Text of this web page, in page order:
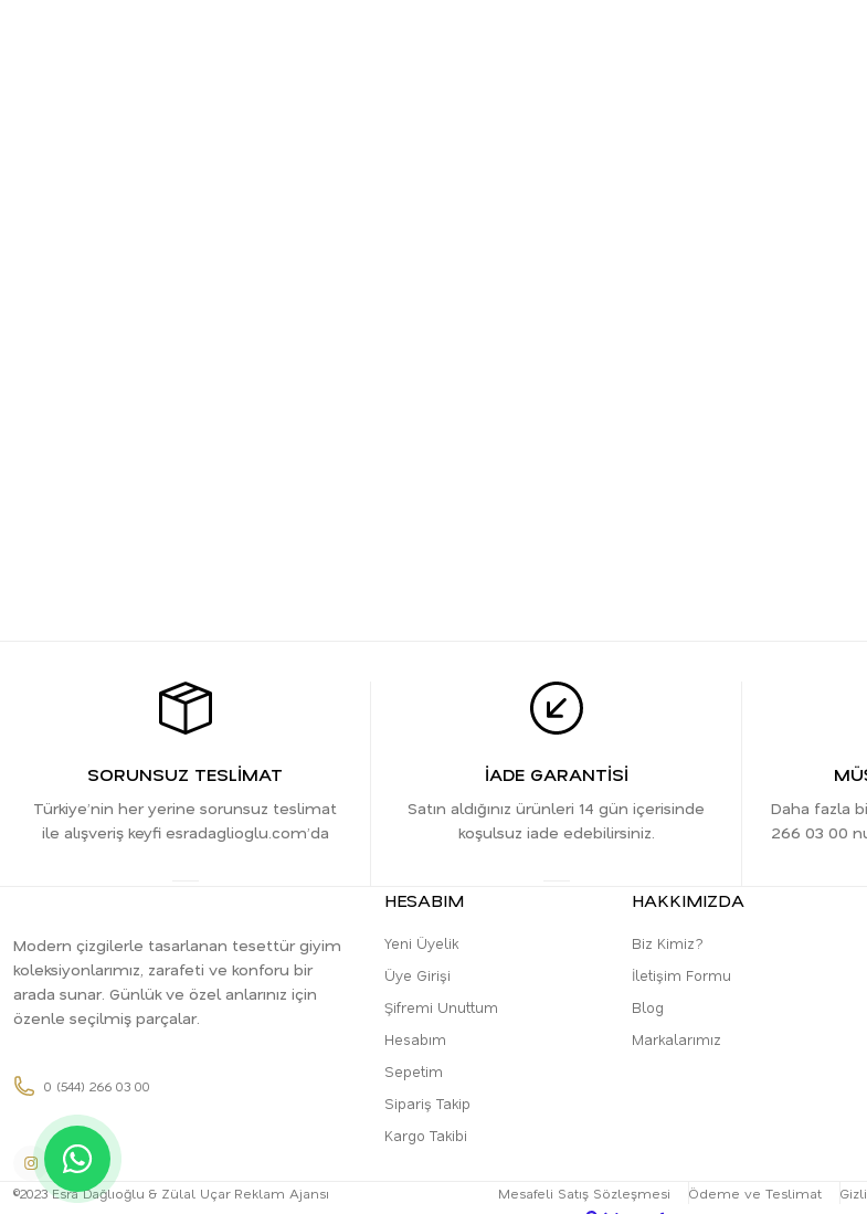
SORUNSUZ TESLİMAT
Türkiye’nin her yerine sorunsuz teslimat
ile alışveriş keyfi esradaglioglu.com’da
İADE GARANTİSİ
Satın aldığınız ürünleri 14 gün içerisinde
koşulsuz iade edebilirsiniz.
Daha fazla
266 03 00
Modern çizgilerle tasarlanan tesettür giyim
koleksiyonlarımız, zarafeti ve konforu bir
arada sunar. Günlük ve özel anlarınız için
özenle seçilmiş parçalar.
0 (544) 266 03 00
HESABIM
Yeni Üyelik
Üye Girişi
Şifremi Unuttum
Hesabım
Sepetim
Sipariş Takip
Kargo Takibi
HAKKIMIZDA
Biz Kimiz?
İletişim Formu
Blog
Markalarımız
©2023 Esra Dağlıoğlu & Zülal Uçar Reklam Ajansı Mesafeli Satış Sözleşmesi Ödeme ve Teslimat